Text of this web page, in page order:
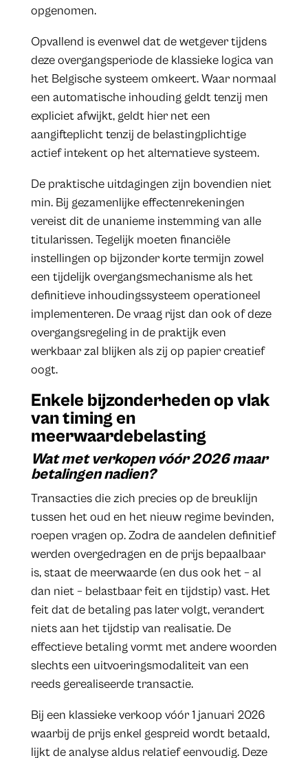
opgenomen.
Opvallend is evenwel dat de wetgever tijdens
deze overgangsperiode de klassieke logica van
het Belgische systeem omkeert. Waar normaal
een automatische inhouding geldt tenzij men
expliciet afwijkt, geldt hier net een
aangifteplicht tenzij de belastingplichtige
actief intekent op het alternatieve systeem.
De praktische uitdagingen zijn bovendien niet
min. Bij gezamenlijke effectenrekeningen
vereist dit de unanieme instemming van alle
titularissen. Tegelijk moeten financiële
instellingen op bijzonder korte termijn zowel
een tijdelijk overgangsmechanisme als het
definitieve inhoudingssysteem operationeel
implementeren. De vraag rijst dan ook of deze
overgangsregeling in de praktijk even
werkbaar zal blijken als zij op papier creatief
oogt.
Enkele bijzonderheden op vlak
van timing en
meerwaardebelasting
Wat met verkopen vóór 2026 maar
betalingen nadien?
Transacties die zich precies op de breuklijn
tussen het oud en het nieuw regime bevinden,
roepen vragen op. Zodra de aandelen definitief
werden overgedragen en de prijs bepaalbaar
is, staat de meerwaarde (en dus ook het – al
dan niet – belastbaar feit en tijdstip) vast. Het
feit dat de betaling pas later volgt, verandert
niets aan het tijdstip van realisatie. De
effectieve betaling vormt met andere woorden
slechts een uitvoeringsmodaliteit van een
reeds gerealiseerde transactie.
Bij een klassieke verkoop vóór 1 januari 2026
waarbij de prijs enkel gespreid wordt betaald,
lijkt de analyse aldus relatief eenvoudig. Deze